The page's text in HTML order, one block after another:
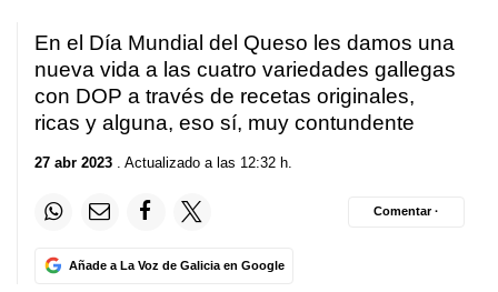
En el Día Mundial del Queso les damos una
nueva vida a las cuatro variedades gallegas
con DOP a través de recetas originales,
ricas y alguna, eso sí, muy contundente
27 abr 2023 . Actualizado a las 12:32 h.
Añade a La Voz de Galicia en Google
Comentar ·